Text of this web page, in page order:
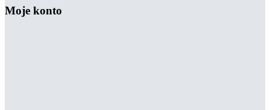
Moje konto